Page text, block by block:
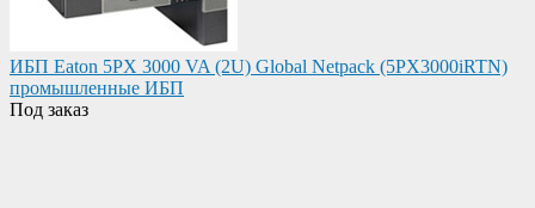
ИБП Eaton 5PX 3000 VA (2U) Global Netpack (5PX3000iRTN)
промышленные ИБП
Под заказ